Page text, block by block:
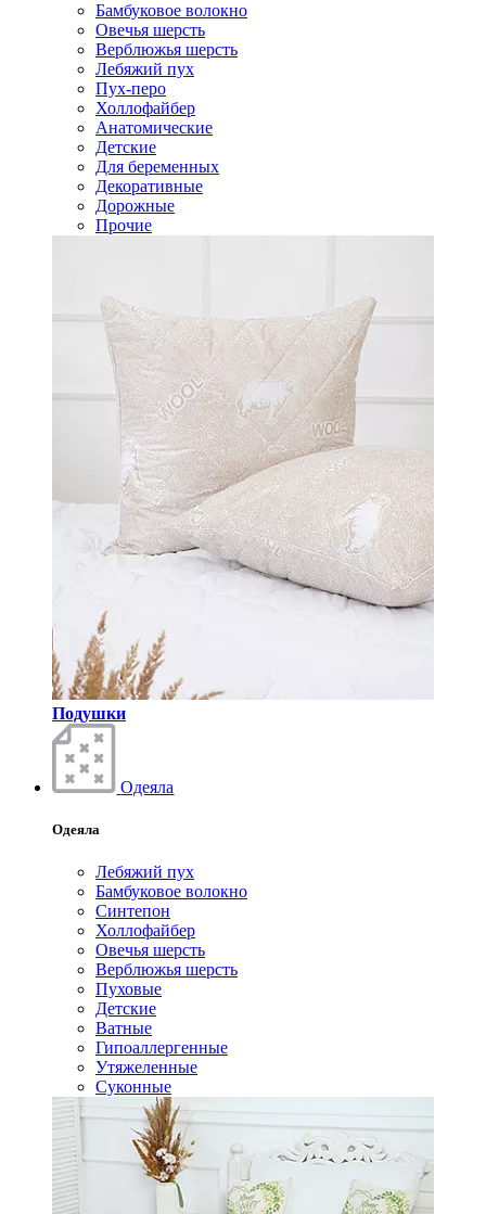
Бамбуковое волокно
Овечья шерсть
Верблюжья шерсть
Лебяжий пух
Пух-перо
Холлофайбер
Анатомические
Детские
Для беременных
Декоративные
Дорожные
Прочие
Подушки
Одеяла
Одеяла
Лебяжий пух
Бамбуковое волокно
Синтепон
Холлофайбер
Овечья шерсть
Верблюжья шерсть
Пуховые
Детские
Ватные
Гипоаллергенные
Утяжеленные
Суконные